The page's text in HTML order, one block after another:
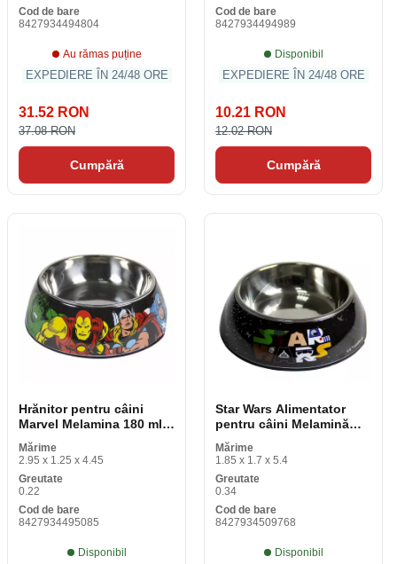
Cod de bare
8427934494804
Au rămas puține
EXPEDIERE ÎN 24/48 ORE
31.52 RON
37.08 RON
Cumpără
Cod de bare
8427934494989
Disponibil
EXPEDIERE ÎN 24/48 ORE
10.21 RON
12.02 RON
Cumpără
Hrănitor pentru câini
Marvel Melamina 180 ml
Red Metal
Mărime
2.95 x 1.25 x 4.45
Greutate
0.22
Cod de bare
8427934495085
Disponibil
Star Wars Alimentator
pentru câini Melamină
410 ml Metal multicolor
Mărime
1.85 x 1.7 x 5.4
Greutate
0.34
Cod de bare
8427934509768
Disponibil